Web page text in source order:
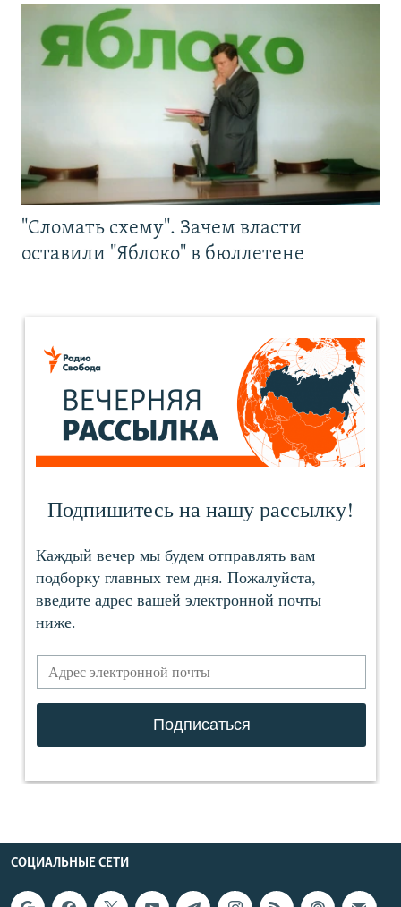
"Сломать схему". Зачем власти
оставили "Яблоко" в бюллетене
СОЦИАЛЬНЫЕ СЕТИ